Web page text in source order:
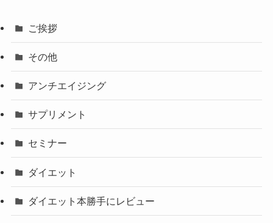
ご挨拶
その他
アンチエイジング
サプリメント
セミナー
ダイエット
ダイエット本勝手にレビュー